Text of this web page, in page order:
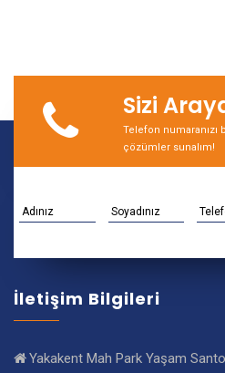
Sizi
Telefon numaranızı
çözümler sunalım!
İletişim Bilgileri
Yakakent Mah Park Yaşam